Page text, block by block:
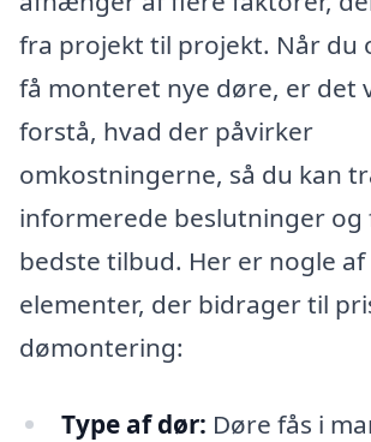
fra projekt til projekt. Når du
få monteret nye døre, er det
forstå, hvad der påvirker
omkostningerne, så du kan
informerede beslutninger og
bedste tilbud. Her er nogle
elementer, der bidrager til
dømontering:
Type af dør: Døre fås i